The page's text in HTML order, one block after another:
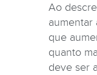
Ao
aumentar
que
quanto
deve ser